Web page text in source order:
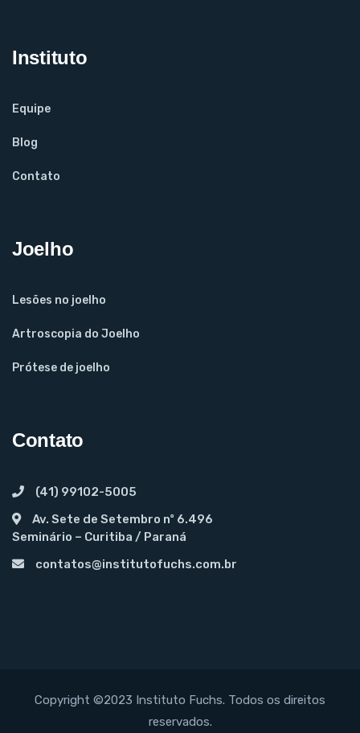
Instituto
Equipe
Blog
Contato
Joelho
Lesões no joelho
Artroscopia do Joelho
Prótese de joelho
Contato
(41) 99102-5005
Av. Sete de Setembro nº 6.496
Seminário – Curitiba / Paraná
contatos@institutofuchs.com.br
Copyright ©2023 Instituto Fuchs. Todos os direitos
reservados.